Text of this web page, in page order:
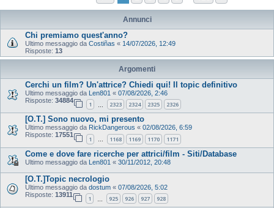
Annunci
Chi premiamo quest'anno?
Ultimo messaggio da Costiñas « 14/07/2026, 12:49
Risposte: 13
Argomenti
Cerchi un film? Un'attrice? Chiedi qui! Il topic definitivo
Ultimo messaggio da Len801 « 07/08/2026, 2:46
Risposte: 34884
1 2323 2324 2325 2326
[O.T.] Sono nuovo, mi presento
Ultimo messaggio da RickDangerous « 02/08/2026, 6:59
Risposte: 17551
1 … 1168 1169 1170 1171
Come e dove fare ricerche per attrici/film - Siti/Database
Ultimo messaggio da Len801 « 30/11/2012, 20:48
[O.T.]Topic necrologio
Ultimo messaggio da dostum « 07/08/2026, 5:02
Risposte: 13911
1 925 926 927 928